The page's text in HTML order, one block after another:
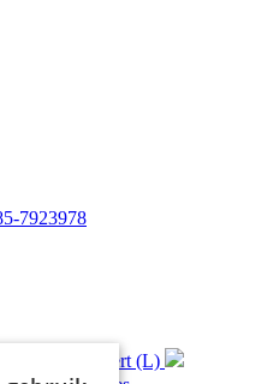
7923978
in Echt of Weert (L)